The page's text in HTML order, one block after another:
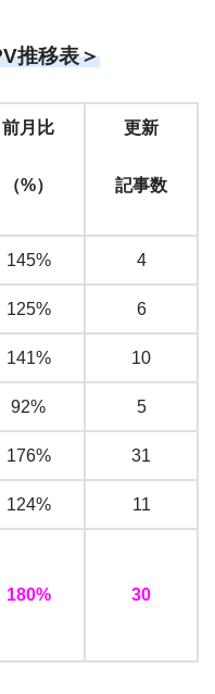
推移表＞
前月比
（%）
更新
記事数
145% 4
125% 6
141% 10
92% 5
176% 31
124% 11
180% 30